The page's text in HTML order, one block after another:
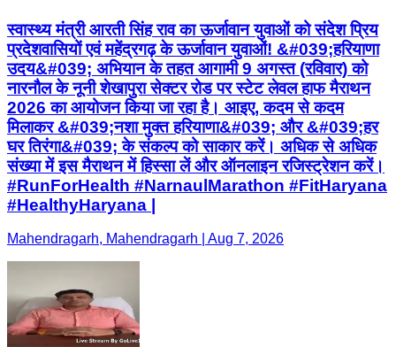
स्वास्थ्य मंत्री आरती सिंह राव का ऊर्जावान युवाओं को संदेश प्रिय
प्रदेशवासियों एवं महेंद्रगढ़ के ऊर्जावान युवाओं! &#039;हरियाणा
उदय&#039; अभियान के तहत आगामी 9 अगस्त (रविवार) को
नारनौल के नूनी शेखापुरा सेक्टर रोड पर स्टेट लेवल हाफ मैराथन
2026 का आयोजन किया जा रहा है। आइए, कदम से कदम
मिलाकर &#039;नशा मुक्त हरियाणा&#039; और &#039;हर
घर तिरंगा&#039; के संकल्प को साकार करें। अधिक से अधिक
संख्या में इस मैराथन में हिस्सा लें और ऑनलाइन रजिस्ट्रेशन करें।
#RunForHealth #NarnaulMarathon #FitHaryana
#HealthyHaryana |
Mahendragarh, Mahendragarh | Aug 7, 2026